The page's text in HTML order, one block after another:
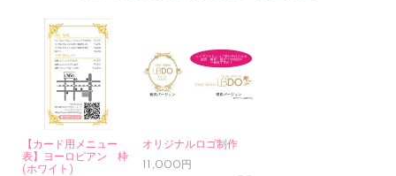
【カード用メニュー
表】ヨーロピアン 枠
(ホワイト)
オリジナルロゴ制作
11,000円